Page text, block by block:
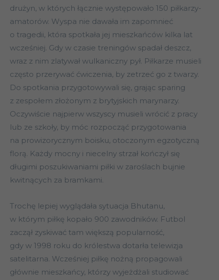
drużyn, w których łącznie występowało 150 piłkarzy-
amatorów. Wyspa nie dawała im zapomnieć
o tragedii, która spotkała jej mieszkańców kilka lat
wcześniej. Gdy w czasie treningów spadał deszcz,
wraz z nim zlatywał wulkaniczny pył. Piłkarze musieli
często przerywać ćwiczenia, by zetrzeć go z twarzy.
Do spotkania przygotowywali się, grając sparing
z zespołem złożonym z brytyjskich marynarzy.
Oczywiście najpierw wszyscy musieli wrócić z pracy
lub ze szkoły, by móc rozpocząć przygotowania
na prowizorycznym boisku, otoczonym egzotyczną
florą. Każdy mocny i niecelny strzał kończył się
długimi poszukiwaniami piłki w zaroślach bujnie
kwitnących za bramkami.
Trochę lepiej wyglądała sytuacja Bhutanu,
w którym piłkę kopało 900 zawodników. Futbol
zaczął zyskiwać tam większą popularność,
gdy w 1998 roku do królestwa dotarła telewizja
satelitarna. Wcześniej piłkę nożną propagowali
głównie mieszkańcy, którzy wyjeżdżali studiować